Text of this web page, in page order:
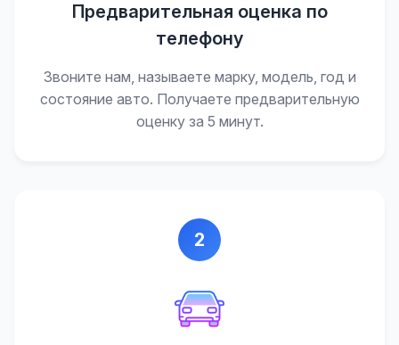
Предварительная оценка по
телефону
Звоните нам, называете марку, модель, год и
состояние авто. Получаете предварительную
оценку за 5 минут.
2